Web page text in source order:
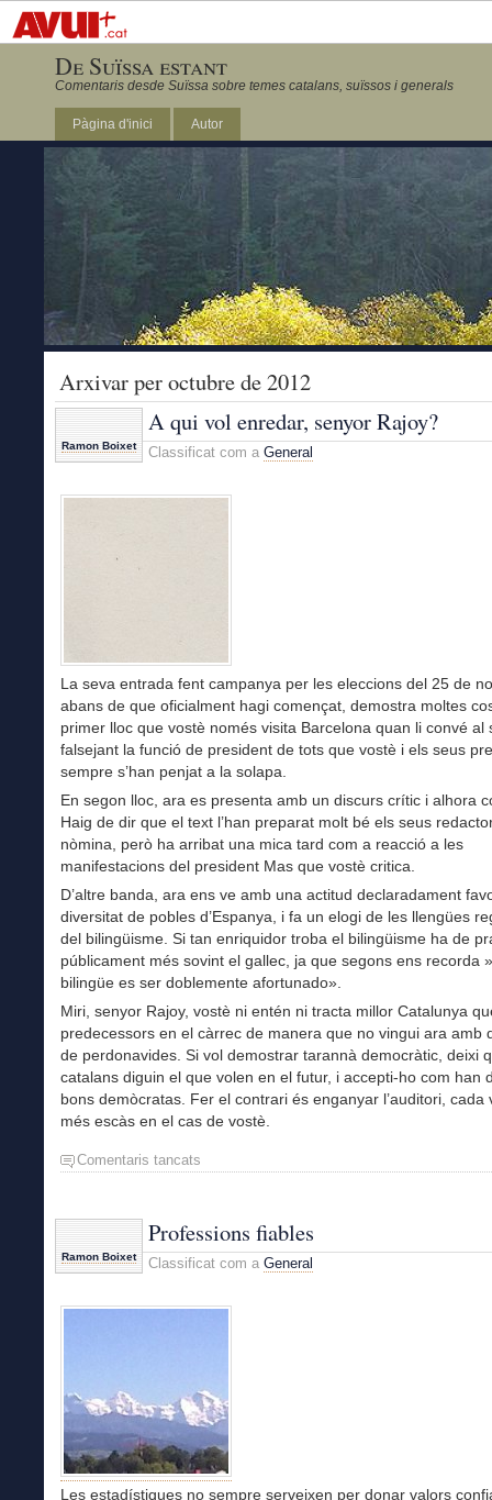
De Suïssa estant
Comentaris desde Suïssa sobre temes catalans, suïssos i generals
Pàgina d'inici Autor
Arxivar per octubre de 2012
Ramon Boixet
A qui vol enredar, senyor Rajoy?
Classificat com a General
La seva entrada fent campanya per les eleccions del 25 de
abans de que oficialment hagi començat, demostra moltes
primer lloc que vostè només visita Barcelona quan li convé al
falsejant la funció de president de tots que vostè i els seus
sempre s’han penjat a la solapa.
En segon lloc, ara es presenta amb un discurs crític i alhora
Haig de dir que el text l’han preparat molt bé els seus
nòmina, però ha arribat una mica tard com a reacció a les
manifestacions del president Mas que vostè critica.
D’altre banda, ara ens ve amb una actitud declaradament
diversitat de pobles d’Espanya, i fa un elogi de les llengües
del bilingüisme. Si tan enriquidor troba el bilingüisme ha de
públicament més sovint el gallec, ja que segons ens recorda
bilingüe es ser doblemente afortunado».
Miri, senyor Rajoy, vostè ni entén ni tracta millor Catalunya
predecessors en el càrrec de manera que no vingui ara amb
de perdonavides. Si vol demostrar tarannà democràtic, deixi
catalans diguin el que volen en el futur, i accepti-ho com han
bons demòcratas. Fer el contrari és enganyar l’auditori, cada
més escàs en el cas de vostè.
Comentaris tancats
enredar,
senyor
Ramon Boixet
Professions fiables
Classificat com a General
Les estadístiques no sempre serveixen per donar valors